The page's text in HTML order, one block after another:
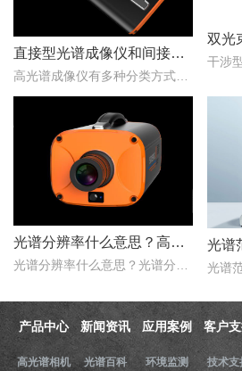
直接型光谱成像仪和间接型光谱成像仪区别
光谱分辨率什么意思？高光谱成像仪光谱分辨率范围多少？
产品中心
高光谱相机
新闻资讯
光谱百科
应用案例
环境监测
客户
技术支